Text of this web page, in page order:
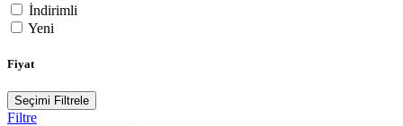
İndirimli
Yeni
Fiyat
Seçimi Filtrele
Filtre